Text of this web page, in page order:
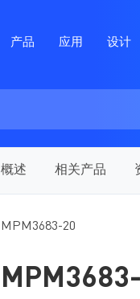
产品 应用 设计
概述 相关产品
MPM3683-20